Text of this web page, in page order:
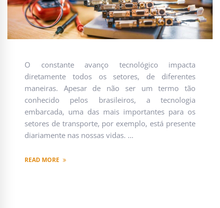
O constante avanço tecnológico impacta
diretamente todos os setores, de diferentes
maneiras. Apesar de não ser um termo tão
conhecido pelos brasileiros, a tecnologia
embarcada, uma das mais importantes para os
setores de transporte, por exemplo, está presente
diariamente nas nossas vidas. …
READ MORE